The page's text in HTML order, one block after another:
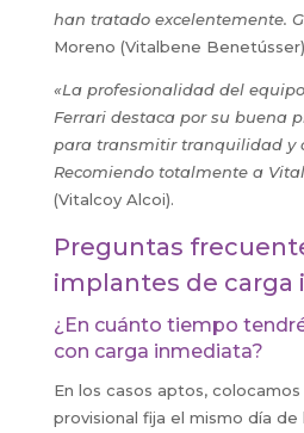
han tratado excelentemente.
Moreno (Vitalbene
«La profesionalidad del
Ferrari destaca por su buena
para transmitir tranquilidad y
Recomiendo totalmente a
(Vitalcoy Alcoi).
Preguntas
implantes de carga
¿En cuánto tiempo
con carga inmediata?
En los casos aptos,
provisional fija el mismo día de